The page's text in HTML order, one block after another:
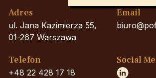
Adres
ul. Jana Kazimierza 55,
01-267 Warszawa
Email
Telefon
+48 22 428 17 18
Social